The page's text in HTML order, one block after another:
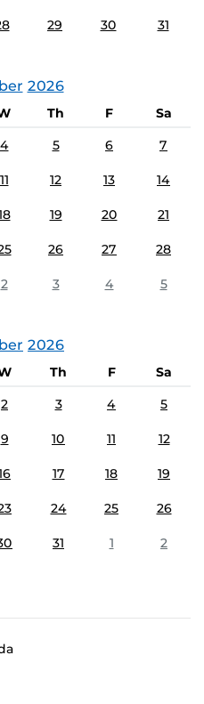
29 30 31
2026
Th F
Sa
4 5 6 7
11 12 13 14
19 20 21
26 27 28
2 3 4 5
2026
Th F
Sa
2 3 4 5
9 10 11 12
17 18 19
24 25 26
31 1 2